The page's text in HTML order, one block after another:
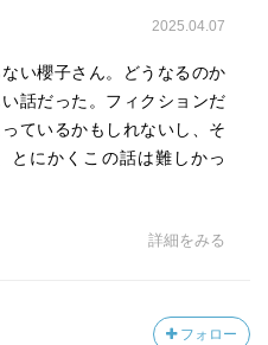
2025.04.07
い櫻子さん。どうなるのか
話だった。フィクションだ
ているかもしれないし、そ
とにかくこの話は難しかっ
詳細をみる
フォロー